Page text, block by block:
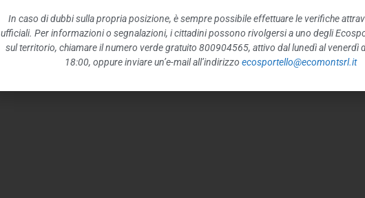
In caso di dubbi sulla propria posizione, è sempre possibile effettuare le verifiche
ufficiali. Per informazioni o segnalazioni, i cittadini possono rivolgersi a uno degli
sul territorio, chiamare il numero verde gratuito 800904565, attivo dal lunedì al venerdì
18:00, oppure inviare un’e-mail all’indirizzo ecosportello@ecomontsrl.it